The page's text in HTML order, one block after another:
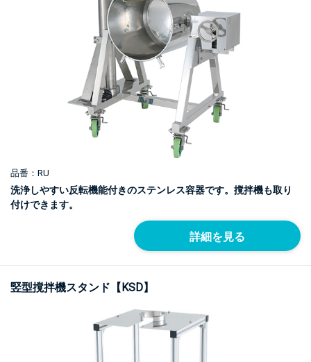
品番：RU
洗浄しやすい反転機能付きのステンレス容器です。撹拌機も取り
付けできます。
詳細を見る
竪型撹拌機スタンド【KSD】